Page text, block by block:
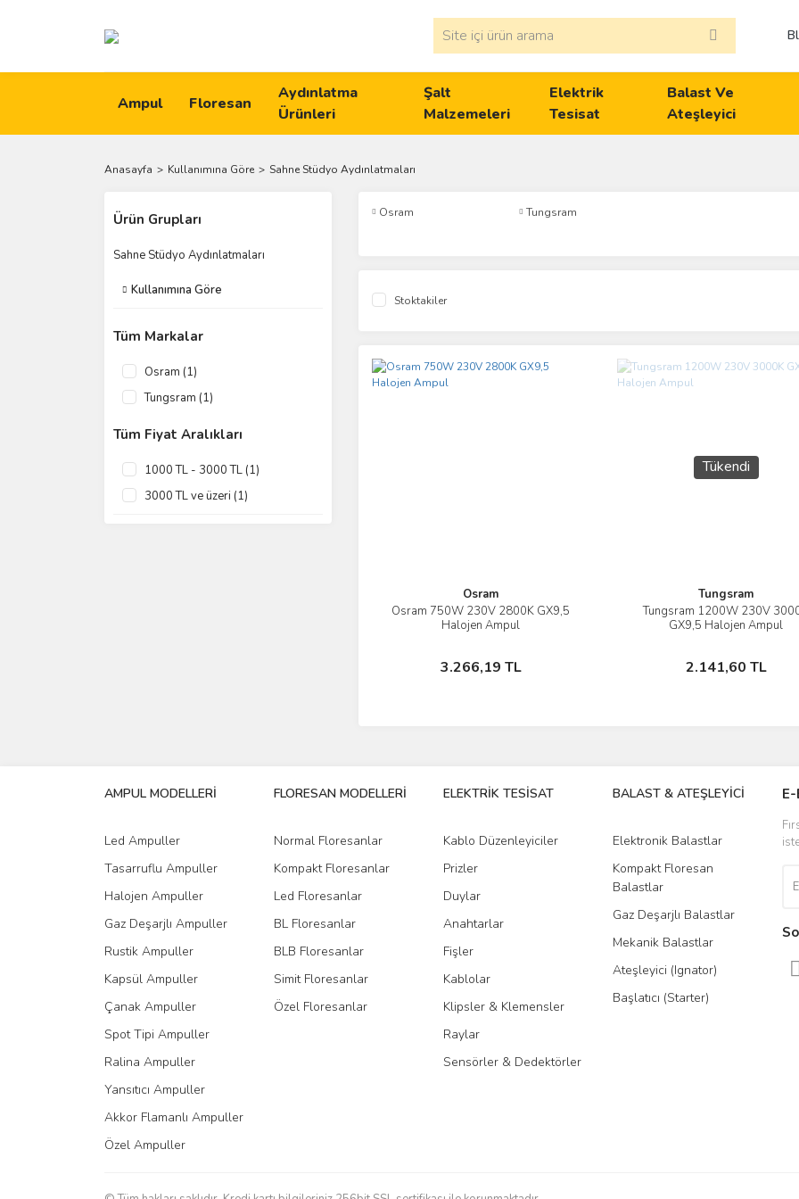
Ampul Floresan
Aydınlatma
Ürünleri
Şalt
Malzemeleri
Elektrik
Tesisat
Balast Ve
Ateşleyici
Anasayfa Kullanımına Göre Sahne Stüdyo Aydınlatmaları
Ürün Grupları
Sahne Stüdyo Aydınlatmaları
Kullanımına Göre
Tüm Markalar
Osram (1)
Tungsram (1)
Tüm Fiyat Aralıkları
1000 TL - 3000 TL (1)
3000 TL ve üzeri (1)
Osram Tungsram
Stoktakiler
Osram
Osram 750W 230V 2800K GX9,5
Halojen Ampul
3.266,19 TL
İncele
Sepete Ekle
Tükendi
Tungsram
Tungsram 1200W 230V
GX9,5 Halojen Ampul
2.141,60 TL
İncele
Stokta Yok
AMPUL MODELLERİ
Led Ampuller
Tasarruflu Ampuller
Halojen Ampuller
Gaz Deşarjlı Ampuller
Rustik Ampuller
Kapsül Ampuller
Çanak Ampuller
Spot Tipi Ampuller
Ralina Ampuller
Yansıtıcı Ampuller
Akkor Flamanlı Ampuller
Özel Ampuller
FLORESAN MODELLERİ
Normal Floresanlar
Kompakt Floresanlar
Led Floresanlar
BL Floresanlar
BLB Floresanlar
Simit Floresanlar
Özel Floresanlar
ELEKTRİK TESİSAT
Kablo Düzenleyiciler
Prizler
Duylar
Anahtarlar
Fişler
Kablolar
Klipsler & Klemensler
Raylar
Sensörler & Dedektörler
BALAST & ATEŞLEYİCİ
Elektronik Balastlar
Kompakt Floresan
Balastlar
Gaz Deşarjlı Balastlar
Mekanik Balastlar
Ateşleyici (Ignator)
Başlatıcı (Starter)